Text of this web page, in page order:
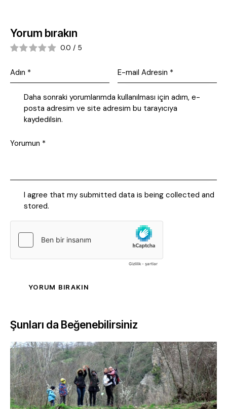
Yorum bırakın
0.0 / 5
Daha sonraki yorumlarımda kullanılması için adım, e-
posta adresim ve site adresim bu tarayıcıya
kaydedilsin.
I agree that my submitted data is being collected and
stored.
Şunları da Beğenebilirsiniz